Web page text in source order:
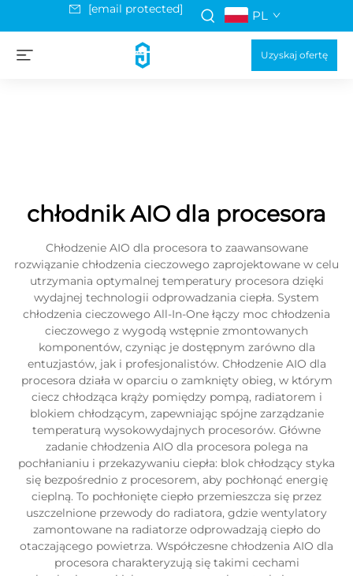
[email protected] PL
Uzyskaj ofertę
chłodnik AIO dla procesora
Chłodzenie AIO dla procesora to zaawansowane
rozwiązanie chłodzenia cieczowego zaprojektowane w celu
utrzymania optymalnej temperatury procesora dzięki
wydajnej technologii odprowadzania ciepła. System
chłodzenia cieczowego All-In-One łączy moc chłodzenia
cieczowego z wygodą wstępnie zmontowanych
komponentów, czyniąc je dostępnym zarówno dla
entuzjastów, jak i profesjonalistów. Chłodzenie AIO dla
procesora działa w oparciu o zamknięty obieg, w którym
ciecz chłodząca krąży pomiędzy pompą, radiatorem i
blokiem chłodzącym, zapewniając spójne zarządzanie
temperaturą wysokowydajnych procesorów. Główne
zadanie chłodzenia AIO dla procesora polega na
pochłanianiu i przekazywaniu ciepła: blok chłodzący styka
się bezpośrednio z procesorem, aby pochłonąć energię
cieplną. To pochłonięte ciepło przemieszcza się przez
uszczelnione przewody do radiatora, gdzie wentylatory
zamontowane na radiatorze odprowadzają ciepło do
otaczającego powietrza. Współczesne chłodzenia AIO dla
procesora charakteryzują się takimi cechami